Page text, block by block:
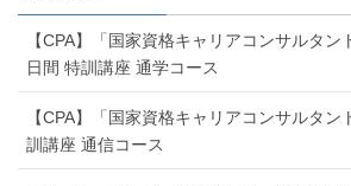
【CPA】「国家資格キャリアコンサルタン
日間 特訓講座 通学コース
【CPA】「国家資格キャリアコンサルタ
訓講座 通信コース